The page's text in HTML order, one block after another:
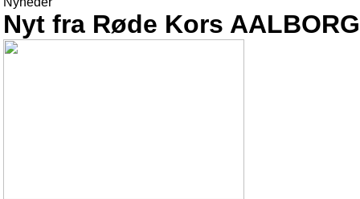
Nyt fra Røde Kors AALBORG